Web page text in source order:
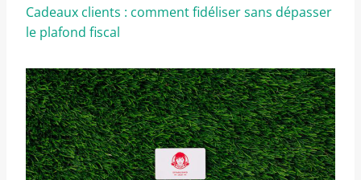
Cadeaux clients : comment fidéliser sans dépasser
le plafond fiscal